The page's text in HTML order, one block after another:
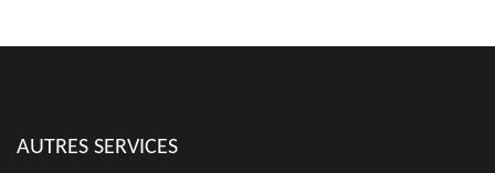
AUTRES SERVICES